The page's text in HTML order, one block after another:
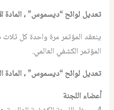
تعديل لوائح “ديسموس” ، المادة
ينعقد المؤتمر مرة واحدة كل
المؤتمر الكشفي العالمي.
تعديل لوائح “ديسموس” ، المادة
أعضاء اللجنة